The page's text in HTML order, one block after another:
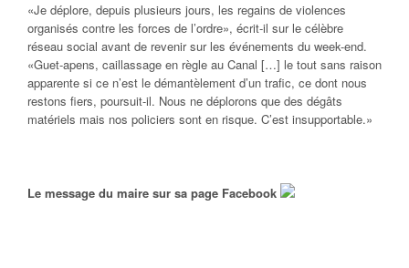
«Je déplore, depuis plusieurs jours, les regains de violences
organisés contre les forces de l’ordre», écrit-il sur le célèbre
réseau social avant de revenir sur les événements du week-end.
«Guet-apens, caillassage en règle au Canal […] le tout sans raison
apparente si ce n’est le démantèlement d’un trafic, ce dont nous
restons fiers, poursuit-il. Nous ne déplorons que des dégâts
matériels mais nos policiers sont en risque. C’est insupportable.»
Le message du maire sur sa page Facebook